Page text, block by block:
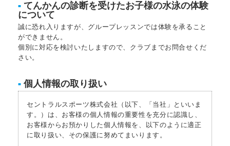
■ てんかんの診断を受けたお子様の水泳の体験
について
誠に恐れ入りますが、グループレッスンでは体験を承ること
ができません。
個別に対応を検討いたしますので、クラブまでお問合せくだ
さい。
■ 個人情報の取り扱い
セントラルスポーツ株式会社（以下、「当社」といいま
す。）は、お客様の個人情報の重要性を充分に認識し、
お客様からお預かりした個人情報を、以下のように適正
に取り扱い、その保護に努めてまいります。